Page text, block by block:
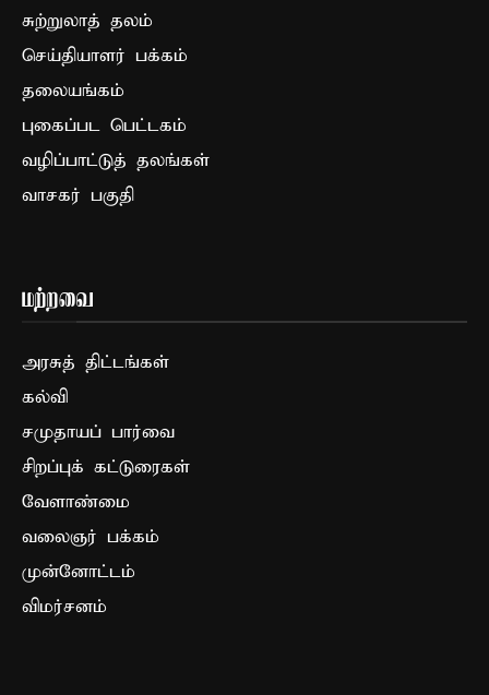
சுற்றுலாத் தலம்
செய்தியாளர் பக்கம்
தலையங்கம்
புகைப்பட பெட்டகம்
வழிப்பாட்டுத் தலங்கள்
வாசகர் பகுதி
மற்றவை
அரசுத் திட்டங்கள்
கல்வி
சமுதாயப் பார்வை
சிறப்புக் கட்டுரைகள்
வேளாண்மை
வலைஞர் பக்கம்
முன்னோட்டம்
விமர்சனம்